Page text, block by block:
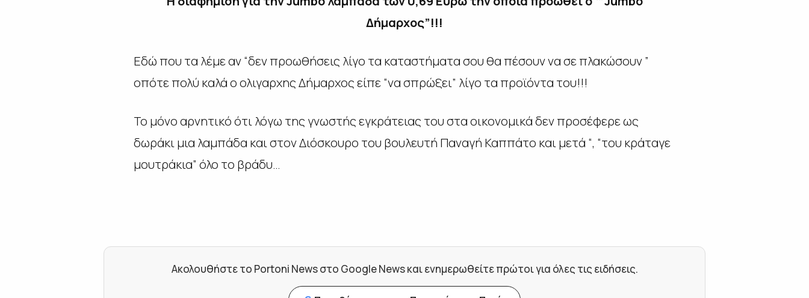
Δήμαρχος”!!!
Εδώ που τα λέμε αν “δεν προωθήσεις λίγο τα καταστήματα σου θα πέσουν να σε πλακώσουν ”
οπότε πολύ καλά ο ολιγαρχης Δήμαρχος είπε “να σπρώξει” λίγο τα προϊόντα του!!!
Το μόνο αρνητικό ότι λόγω της γνωστής εγκράτειας του στα οικονομικά δεν προσέφερε ως
δωράκι μια λαμπάδα και στον Διόσκουρο του βουλευτή Παναγή Καππάτο και μετά “, “του κράταγε
μουτράκια” όλο το βράδυ…
Ακολουθήστε το Portoni News στο Google News και ενημερωθείτε πρώτοι για όλες τις ειδήσεις.